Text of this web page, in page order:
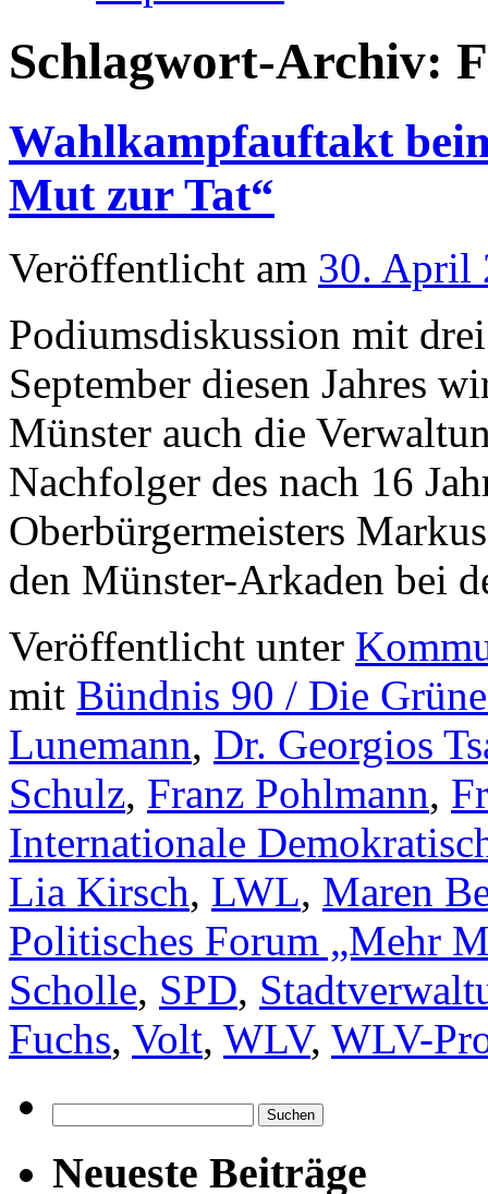
Schlagwort-Archiv:
Wahlkampfauftakt
Mut zur Tat“
Veröffentlicht am 30. April
Podiumsdiskussion mit
September diesen Jahres
Münster auch die
Nachfolger des nach 16
Oberbürgermeisters
den Münster-Arkaden bei
Veröffentlicht unter
mit Bündnis 90 / Die
Lunemann, Dr. Georgios
Schulz, Franz Pohlmann,
Internationale
Lia Kirsch, LWL, Maren
Politisches Forum „Mehr
Scholle, SPD,
Fuchs, Volt, WLV, WLV-
nach:
Neueste Beiträge